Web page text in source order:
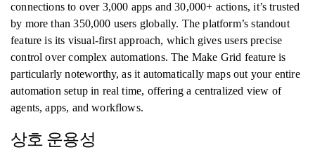
connections to over 3,000 apps and 30,000+ actions, it’s trusted
by more than 350,000 users globally. The platform’s standout
feature is its visual-first approach, which gives users precise
control over complex automations. The Make Grid feature is
particularly noteworthy, as it automatically maps out your entire
automation setup in real time, offering a centralized view of
agents, apps, and workflows.
상호 운용성